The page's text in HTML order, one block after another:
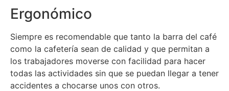
Ergonómico
Siempre es recomendable que tanto la barra del café
como la cafetería sean de calidad y que permitan a
los trabajadores moverse con facilidad para hacer
todas las actividades sin que se puedan llegar a tener
accidentes a chocarse unos con otros.